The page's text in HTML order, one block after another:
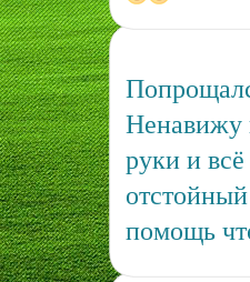
Ненавижу
руки и всё
помощь